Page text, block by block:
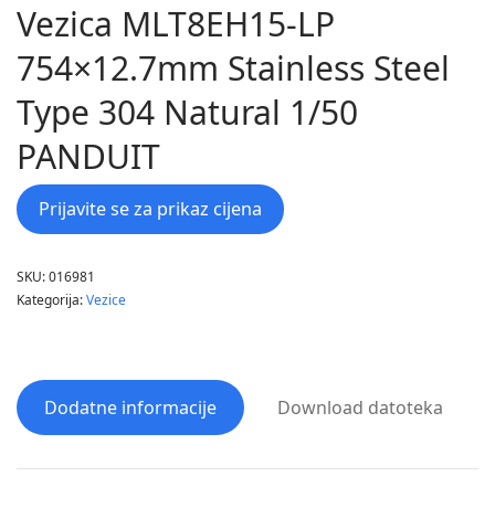
Vezica MLT8EH15-LP
754×12.7mm Stainless Steel
Type 304 Natural 1/50
PANDUIT
Prijavite se za prikaz cijena
SKU:016981
Kategorija:Vezice
Dodatne informacije Download datoteka